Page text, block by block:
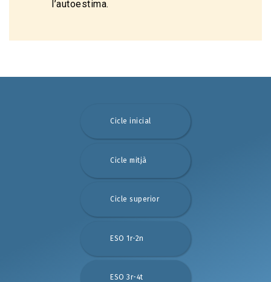
l’autoestima.
Cicle inicial
Cicle mitjà
Cicle superior
ESO 1r-2n
ESO 3r-4t